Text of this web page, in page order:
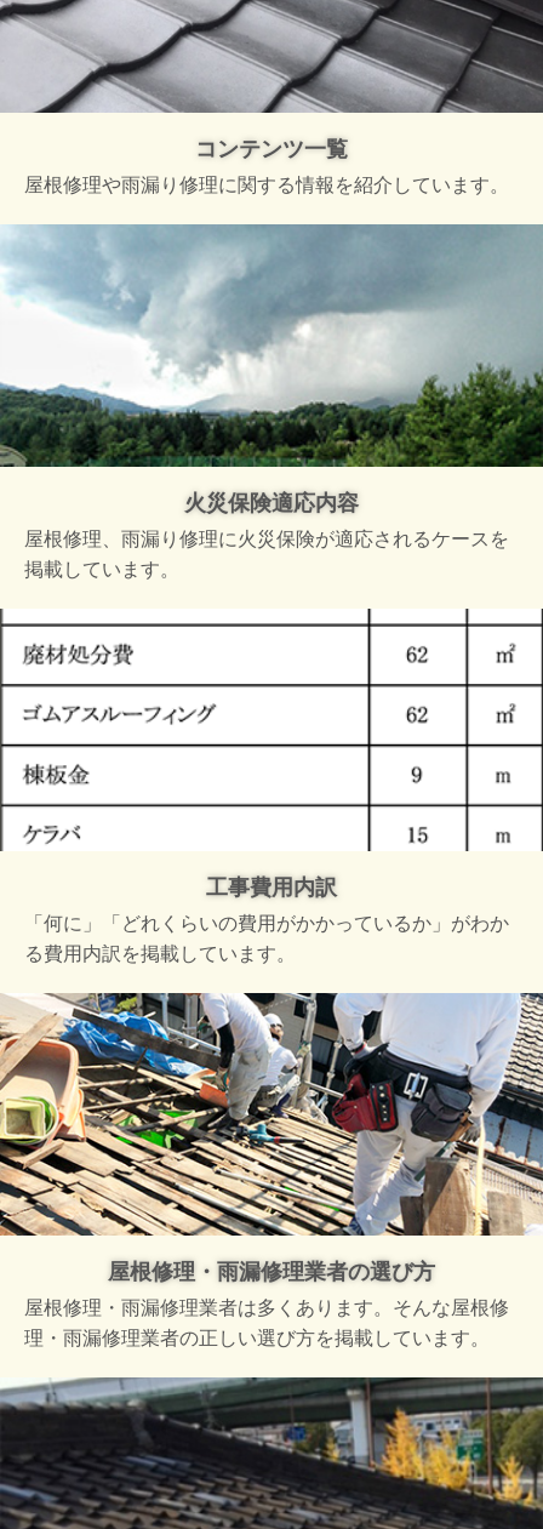
コンテンツ一覧
屋根修理や雨漏り修理に関する情報を紹介しています。
火災保険適応内容
屋根修理、雨漏り修理に火災保険が適応されるケースを
掲載しています。
工事費用内訳
「何に」「どれくらいの費用がかかっているか」がわか
る費用内訳を掲載しています。
屋根修理・雨漏修理業者の選び方
屋根修理・雨漏修理業者は多くあります。そんな屋根修
理・雨漏修理業者の正しい選び方を掲載しています。